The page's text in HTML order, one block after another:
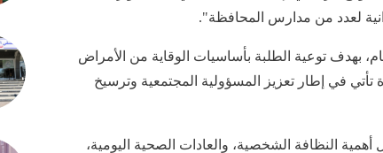
لعدد من مدارس المحافظة".
بهدف توعية الطلبة بأساسيات الوقاية من الأمراض
تأتي في إطار تعزيز المسؤولية المجتمعية وترسيخ
النظافة الشخصية، والعادات الصحية اليومية،